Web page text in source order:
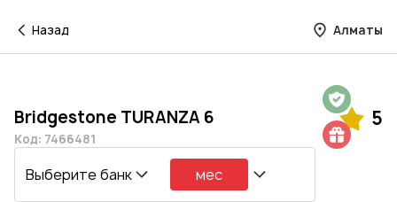
Назад Алматы
Bridgestone TURANZA 6 5
Код: 7466481
Выберите банк мес